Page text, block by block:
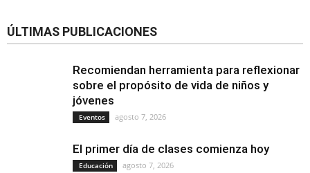
ÚLTIMAS PUBLICACIONES
Recomiendan herramienta para reflexionar
sobre el propósito de vida de niños y
jóvenes
Eventos agosto 7, 2026
El primer día de clases comienza hoy
Educación agosto 7, 2026